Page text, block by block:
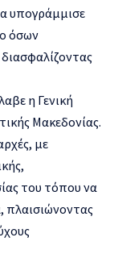
υπογράμμισε
όσων
η Γενική
Μακεδονίας.
με
του τόπου να
πλαισιώνοντας